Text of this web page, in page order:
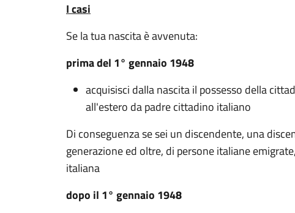
I casi
Se la tua nascita è avvenuta:
prima del 1° gennaio 1948
acquisisci dalla nascita il possesso della
all'estero da padre cittadino italiano
Di conseguenza se sei un discendente, una
generazione ed oltre, di persone italiane
italiana
dopo il 1° gennaio 1948